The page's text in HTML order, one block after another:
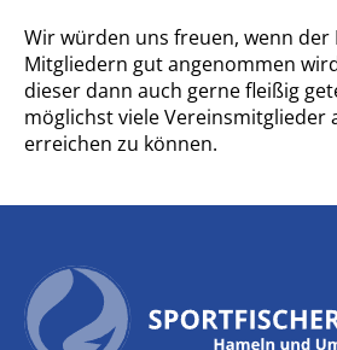
Wir würden uns freuen, wenn der
Mitgliedern gut angenommen
dieser dann auch gerne fleißig
möglichst viele Vereinsmitglieder
erreichen zu können.